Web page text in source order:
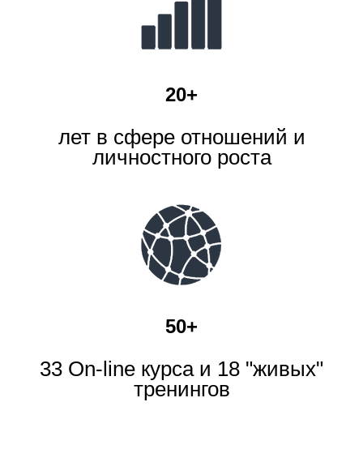
20+
лет в сфере отношений и
личностного роста
50+
33 On-line курса и 18 "живых"
тренингов